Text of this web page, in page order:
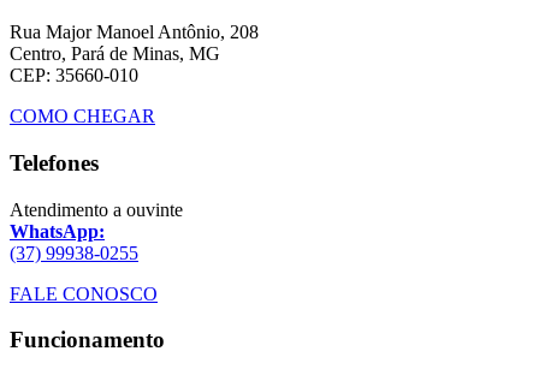
Rua Major Manoel Antônio, 208
Centro, Pará de Minas, MG
CEP: 35660-010
COMO CHEGAR
Telefones
Atendimento a ouvinte
WhatsApp:
(37) 99938-0255
FALE CONOSCO
Funcionamento